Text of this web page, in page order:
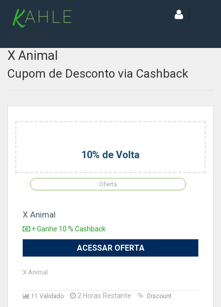
X Animal
Cupom de Desconto via Cashback
10% de Volta
Oferta
X Animal
+ Ganhe 10 % Cashback
ACESSAR OFERTA
X Animal
11 Validado 2 Horas Restante Discount